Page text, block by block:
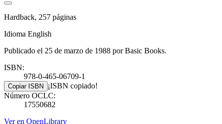
Hardback, 257 páginas
Idioma English
Publicado el 25 de marzo de 1988 por Basic Books.
ISBN:
978-0-465-06709-1
Copiar ISBN ¡ISBN copiado!
Número OCLC:
17550682
Ver en OpenLibrary